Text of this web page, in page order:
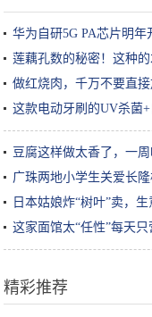
华为自研5G PA芯片明
莲藕孔数的秘密！这种
做红烧肉，千万不要直
这款电动牙刷的UV杀菌
豆腐这样做太香了，一
广珠两地小学生关爱长
日本姑娘炸“树叶”卖，
这家面馆太“任性”每天
精彩推荐